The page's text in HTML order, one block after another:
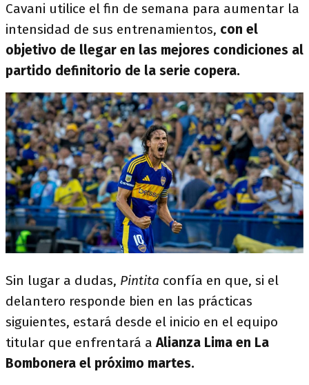
Cavani utilice el fin de semana para aumentar la
intensidad de sus entrenamientos, con el
objetivo de llegar en las mejores condiciones al
partido definitorio de la serie copera.
Sin lugar a dudas, Pintita confía en que, si el
delantero responde bien en las prácticas
siguientes, estará desde el inicio en el equipo
titular que enfrentará aAlianza Lima en La
Bombonera el próximo martes.